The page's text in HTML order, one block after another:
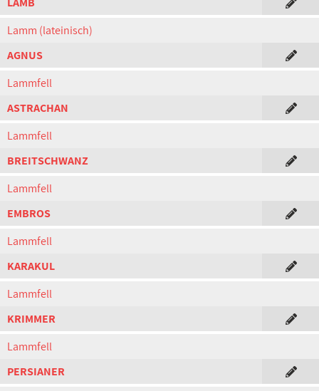
Lamm (lateinisch)
AGNUS
Lammfell
ASTRACHAN
Lammfell
BREITSCHWANZ
Lammfell
EMBROS
Lammfell
KARAKUL
Lammfell
KRIMMER
Lammfell
PERSIANER